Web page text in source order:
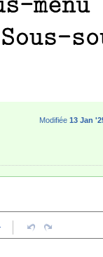
Modifiée 13 Jan